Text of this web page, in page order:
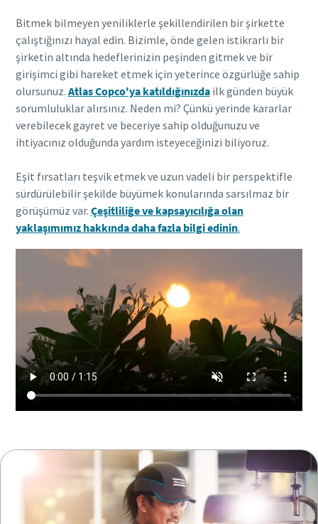
Bitmek bilmeyen yeniliklerle şekillendirilen bir şirkette
çalıştığınızı hayal edin. Bizimle, önde gelen istikrarlı bir
şirketin altında hedeflerinizin peşinden gitmek ve bir
girişimci gibi hareket etmek için yeterince özgürlüğe sahip
olursunuz. Atlas Copco'ya katıldığınızdailk günden büyük
sorumluluklar alırsınız. Neden mi? Çünkü yerinde kararlar
verebilecek gayret ve beceriye sahip olduğunuzu ve
ihtiyacınız olduğunda yardım isteyeceğinizi biliyoruz.
Eşit fırsatları teşvik etmek ve uzun vadeli bir perspektifle
sürdürülebilir şekilde büyümek konularında sarsılmaz bir
görüşümüz var. Çeşitliliğe ve kapsayıcılığa olan
yaklaşımımız hakkındadaha fazla bilgi edinin.